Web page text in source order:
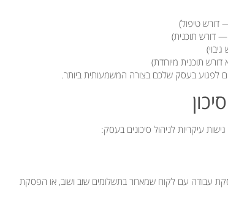
עיקריות לניהול סיכונים בעסק:
עבודה עם לקוח שמאחר בתשלומים שוב ושוב, או הפסקת